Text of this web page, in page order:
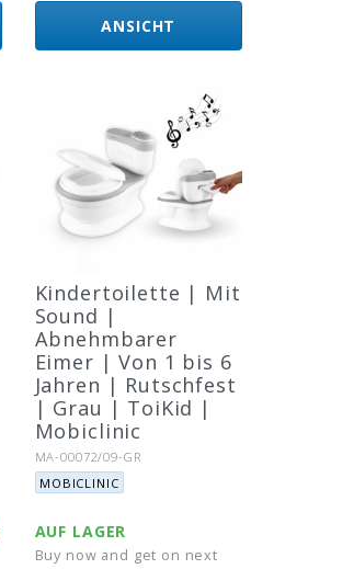
ANSICHT
Kindertoilette | Mit
Sound |
Abnehmbarer
Eimer | Von 1 bis 6
Jahren | Rutschfest
| Grau | ToiKid |
Mobiclinic
Artikel-Nr.:
MA-00072/09-GR
Marke:
MOBICLINIC
AUF LAGER
Buy now and get on next